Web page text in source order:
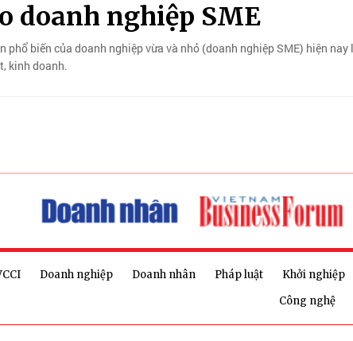
doanh nghiệp SME
phổ biến của doanh nghiệp vừa và nhỏ (doanh nghiệp SME) hiện
kinh doanh.
Doanh nghiệp Doanh nhân Pháp luật Khởi nghiệp
Công nghệ